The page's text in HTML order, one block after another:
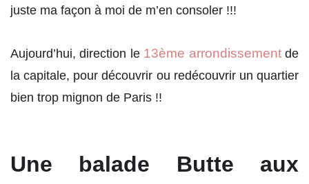
juste ma façon à moi de m’en consoler !!!
Aujourd’hui, direction le 13ème arrondissementde
la capitale, pour découvrir ou redécouvrir un quartier
bien trop mignon de Paris !!
Une balade Butte aux